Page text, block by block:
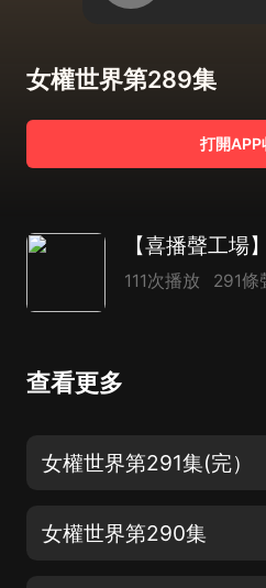
女權世界第289集
打開APP
111次播放 291條
查看更多
女權世界第291集(完）
女權世界第290集